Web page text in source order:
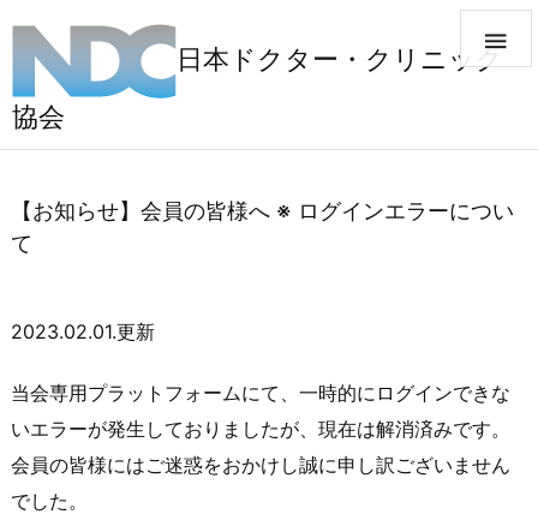
日本ドクター・クリニック
協会

【お知らせ】会員の皆様へ ※ ログインエラーについ
て
2023.02.01.更新
当会専用プラットフォームにて、一時的にログインできな
いエラーが発生しておりましたが、現在は解消済みです。
会員の皆様にはご迷惑をおかけし誠に申し訳ございません
でした。